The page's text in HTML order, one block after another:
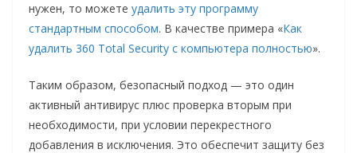
нужен, то можете удалить эту программу
стандартным способом. В качестве примера «Как
удалить 360 Total Security с компьютера полностью».
Таким образом, безопасный подход — это один
активный антивирус плюс проверка вторым при
необходимости, при условии перекрестного
добавления в исключения. Это обеспечит защиту без